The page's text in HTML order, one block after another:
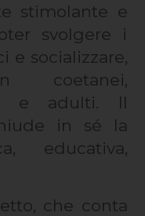
stimolante e
svolgere i
e socializzare,
coetanei,
e adulti. Il
in sé la
educativa,
che conta